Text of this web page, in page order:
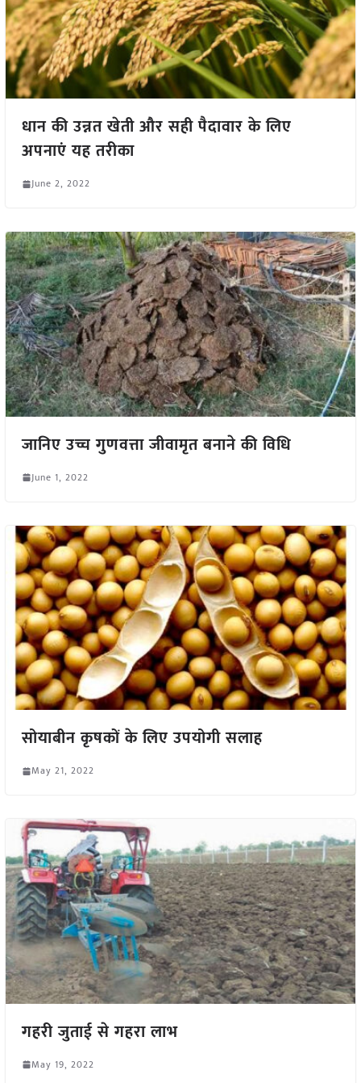
धान की उन्नत खेती और सही पैदावार के लिए
अपनाएं यह तरीका
June 2, 2022
जानिए उच्च गुणवत्ता जीवामृत बनाने की विधि
June 1, 2022
सोयाबीन कृषकों के लिए उपयोगी सलाह
May 21, 2022
गहरी जुताई से गहरा लाभ
May 19, 2022